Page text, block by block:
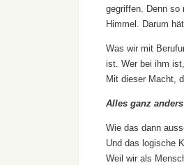
gegriffen. Denn so
Himmel. Darum
Was wir mit
ist. Wer bei ihm
Mit dieser Macht,
Alles ganz anders
Wie das dann
Und das logische
Weil wir als